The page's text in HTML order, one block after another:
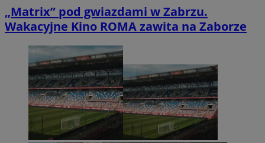
„Matrix” pod gwiazdami w Zabrzu.
Wakacyjne Kino ROMA zawita na Zaborze